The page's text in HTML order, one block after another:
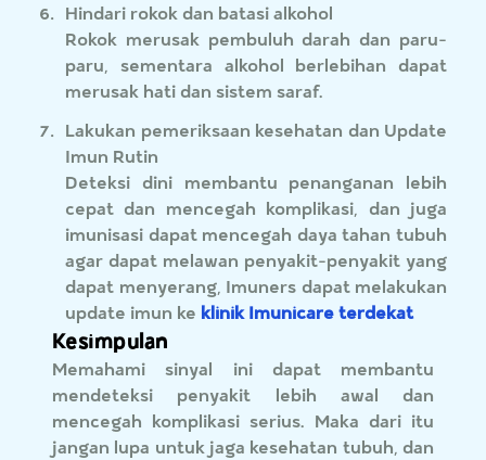
Hindari rokok dan batasi alkohol
Rokok merusak pembuluh darah dan paru-
paru, sementara alkohol berlebihan dapat
merusak hati dan sistem saraf.
Lakukan pemeriksaan kesehatan dan Update
Imun Rutin
Deteksi dini membantu penanganan lebih
cepat dan mencegah komplikasi, dan juga
imunisasi dapat mencegah daya tahan tubuh
agar dapat melawan penyakit-penyakit yang
dapat menyerang, Imuners dapat melakukan
update imun ke klinik Imunicare terdekat
Kesimpulan
Memahami sinyal ini dapat membantu
mendeteksi penyakit lebih awal dan
mencegah komplikasi serius. Maka dari itu
jangan lupa untuk jaga kesehatan tubuh, dan